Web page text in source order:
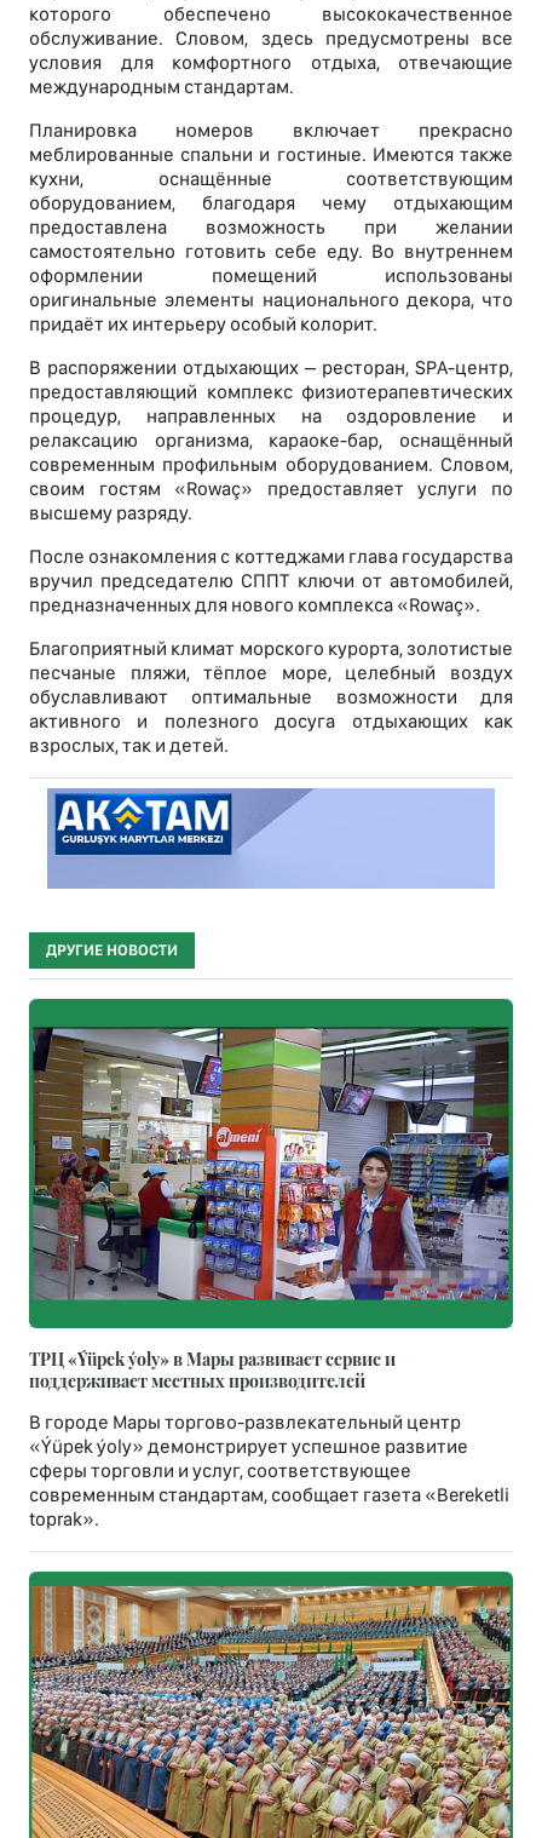
которого обеспечено высококачественное
обслуживание. Словом, здесь предусмотрены все
условия для комфортного отдыха, отвечающие
международным стандартам.
Планировка номеров включает прекрасно
меблированные спальни и гостиные. Имеются также
кухни, оснащённые соответствующим
оборудованием, благодаря чему отдыхающим
предоставлена возможность при желании
самостоятельно готовить себе еду. Во внутреннем
оформлении помещений использованы
оригинальные элементы национального декора, что
придаёт их интерьеру особый колорит.
В распоряжении отдыхающих – ресторан, SPA-центр,
предоставляющий комплекс физиотерапевтических
процедур, направленных на оздоровление и
релаксацию организма, караоке-бар, оснащённый
современным профильным оборудованием. Словом,
своим гостям «Rowaç» предоставляет услуги по
высшему разряду.
После ознакомления с коттеджами глава государства
вручил председателю СППТ ключи от автомобилей,
предназначенных для нового комплекса «Rowaç».
Благоприятный климат морского курорта, золотистые
песчаные пляжи, тёплое море, целебный воздух
обуславливают оптимальные возможности для
активного и полезного досуга отдыхающих как
взрослых, так и детей.
ДРУГИЕ НОВОСТИ
ТРЦ «Ýüpek ýoly» в Мары развивает сервис и
поддерживает местных производителей
В городе Мары торгово-развлекательный центр
«Ýüpek ýoly» демонстрирует успешное развитие
сферы торговли и услуг, соответствующее
современным стандартам, сообщает газета «Bereketli
toprak».